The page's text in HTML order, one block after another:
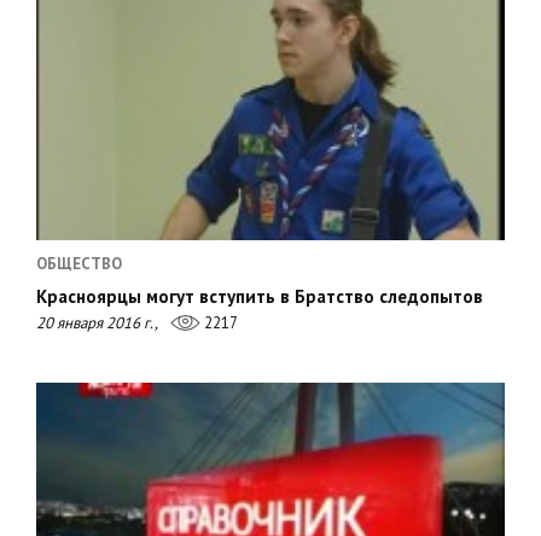
ОБЩЕСТВО
Красноярцы могут вступить в Братство следопытов
20 января 2016 г., 2217